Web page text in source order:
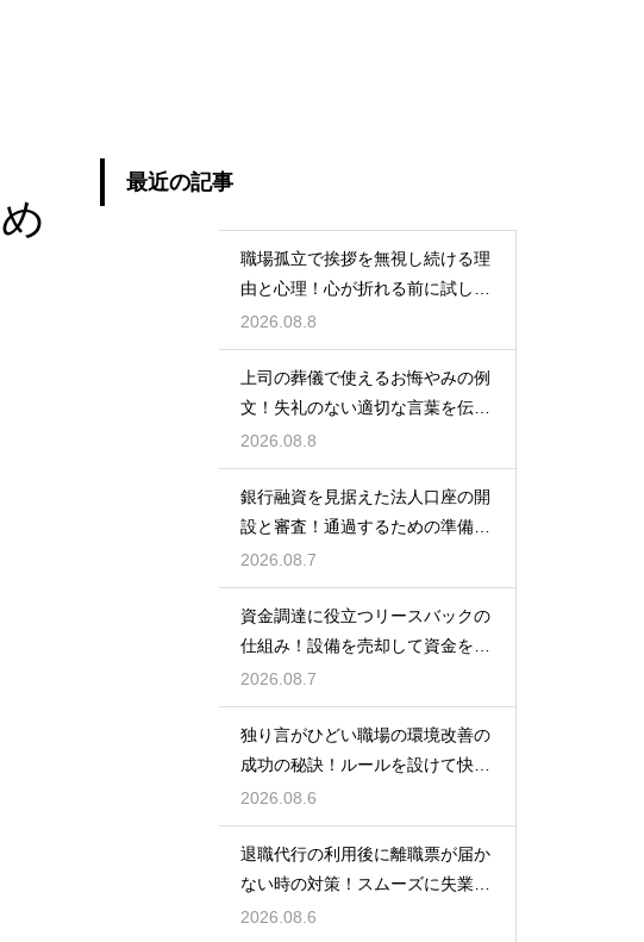
最近の記事
職場孤立で挨拶を無視し続ける理
由と心理！心が折れる前に試した
い関係改善策
2026.08.8
上司の葬儀で使えるお悔やみの例
文！失礼のない適切な言葉を伝え
る例文
2026.08.8
銀行融資を見据えた法人口座の開
設と審査！通過するための準備と
ポイント
2026.08.7
資金調達に役立つリースバックの
仕組み！設備を売却して資金を得
る方法
2026.08.7
独り言がひどい職場の環境改善の
成功の秘訣！ルールを設けて快適
な空間を作る
2026.08.6
退職代行の利用後に離職票が届か
ない時の対策！スムーズに失業保
険をもらう
2026.08.6